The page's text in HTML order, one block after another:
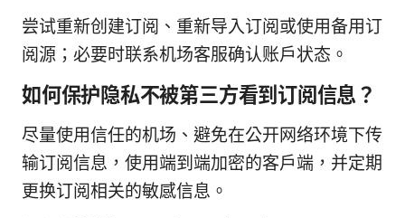
尝试重新创建订阅、重新导入订阅或使用备用订
阅源；必要时联系机场客服确认账户状态。
如何保护隐私不被第三方看到订阅信息？
尽量使用信任的机场、避免在公开网络环境下传
输订阅信息，使用端到端加密的客户端，并定期
更换订阅相关的敏感信息。